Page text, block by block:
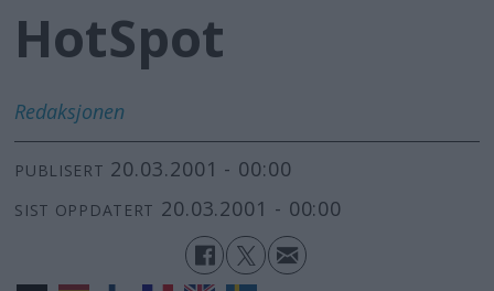
Arkiv
Logg inn
HotSpot
Redaksjonen
PUBLISERT 20.03.2001 - 00:00
SIST OPPDATERT 20.03.2001 - 00:00